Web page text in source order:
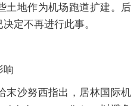
土地作为机场跑道扩建。后
定不再进行此事。
响
末沙努西指出，居林国际机